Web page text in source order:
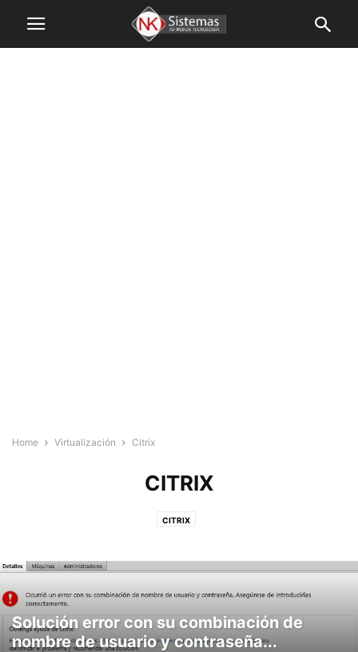
Home Virtualización Citrix
CITRIX
CITRIX
Solución error con su combinación de
nombre de usuario y contraseña...